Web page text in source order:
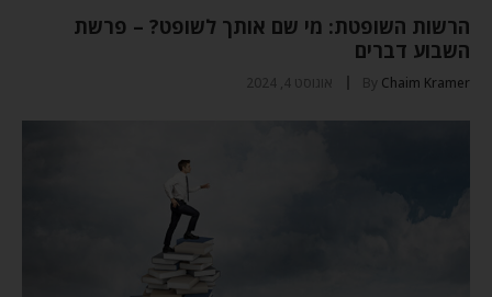
הרשות השופטת: מי שם אותך לשופט? – פרשת
השבוע דברים
By Chaim Kramer אוגוסט 4, 2024